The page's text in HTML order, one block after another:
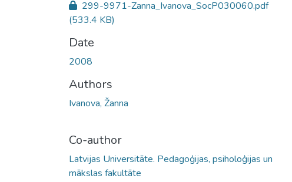
299-9971-Zanna_Ivanova_SocP030060.pdf
(533.4 KB)
Date
2008
Authors
Ivanova, Žanna
Co-author
Latvijas Universitāte. Pedagoģijas, psiholoģijas un
mākslas fakultāte